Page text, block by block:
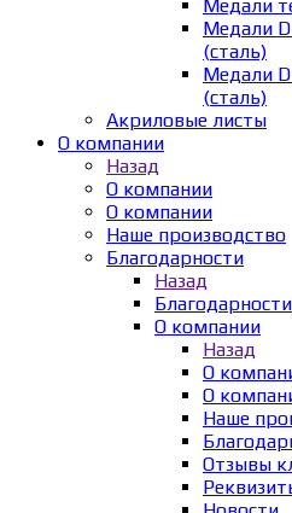
Медали
Медали
(сталь)
Медали
(сталь)
Акриловые листы
О компании
Назад
О компании
О компании
Наше производство
Благодарности
Назад
Благодарности
О компании
Назад
О
О
Наше
Отзывы